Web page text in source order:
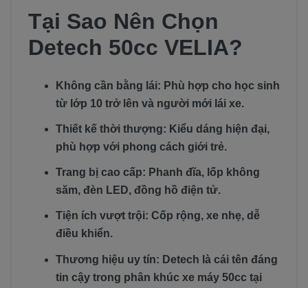
Tại Sao Nên Chọn
Detech 50cc VELIA?
Không cần bằng lái: Phù hợp cho học sinh
từ lớp 10 trở lên và người mới lái xe.
Thiết kế thời thượng: Kiểu dáng hiện đại,
phù hợp với phong cách giới trẻ.
Trang bị cao cấp: Phanh đĩa, lốp không
săm, đèn LED, đồng hồ điện tử.
Tiện ích vượt trội: Cốp rộng, xe nhẹ, dễ
điều khiển.
Thương hiệu uy tín: Detech là cái tên đáng
tin cậy trong phân khúc xe máy 50cc tại